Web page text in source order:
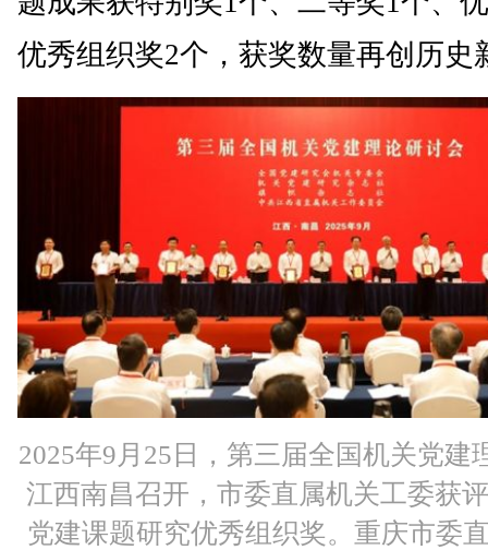
优秀组织奖2个，获奖数量再创历史
2025年9月25日，第三届全国机关党建
江西南昌召开，市委直属机关工委获
党建课题研究优秀组织奖。重庆市委